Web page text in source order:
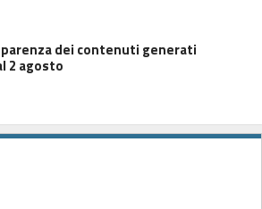
dei contenuti generati
2 agosto